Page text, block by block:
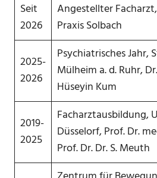
Seit
2026
Angestellter
Praxis Solbach
2025-
2026
Psychiatrisches Jahr,
Mülheim a. d. Ruhr,
Hüseyin Kum
2019-
2025
Facharztausbildung,
Düsselorf, Prof. Dr.
Prof. Dr. Dr. S. Meuth